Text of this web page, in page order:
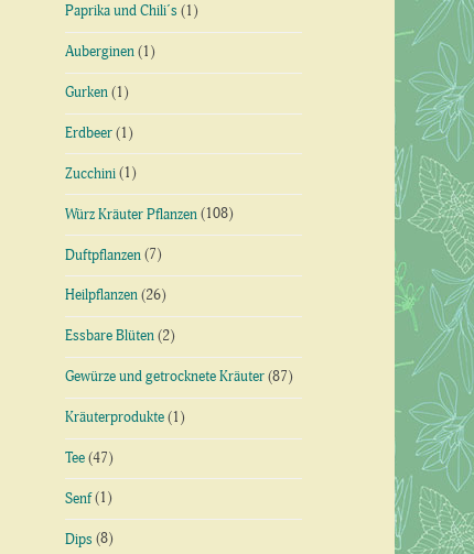
Paprika und Chili´s (1)
Auberginen (1)
Gurken (1)
Erdbeer (1)
Zucchini (1)
Würz Kräuter Pflanzen (108)
Duftpflanzen (7)
Heilpflanzen (26)
Essbare Blüten (2)
Gewürze und getrocknete Kräuter (87)
Kräuterprodukte (1)
Tee (47)
Senf(1)
Dips (8)